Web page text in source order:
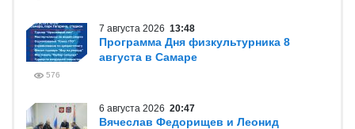
7 августа 2026 13:48
Программа Дня физкультурника 8
августа в Самаре
576
6 августа 2026 20:47
Вячеслав Федорищев и Леонид